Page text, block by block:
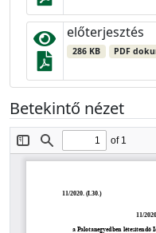
előterjesztés
286 KB PDF
Betekintő nézet